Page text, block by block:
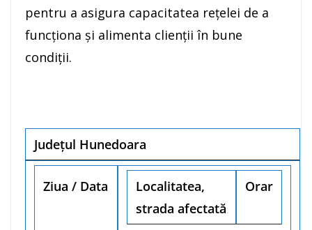
pentru a asigura capacitatea rețelei de a
funcționa și alimenta clienții în bune
condiții.
Județul Hunedoara
Ziua / Data
Localitatea,
strada afectată
Orar